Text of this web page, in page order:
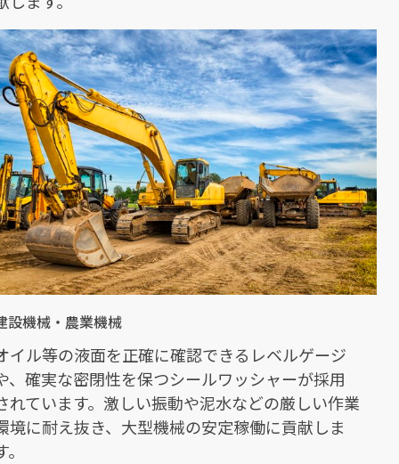
設機械・農業機械
イル等の液面を正確に確認できるレベルゲージ
、確実な密閉性を保つシールワッシャーが採用
れています。激しい振動や泥水などの厳しい作業
境に耐え抜き、大型機械の安定稼働に貢献しま
。